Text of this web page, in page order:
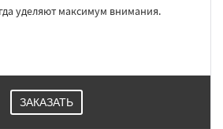
уделяют максимум внимания.
ЗАКАЗАТЬ